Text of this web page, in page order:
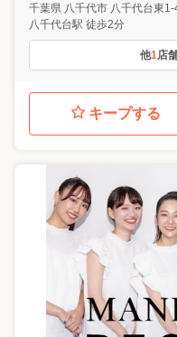
千葉県 八千代市 八千代台東
八千代台駅 徒歩2分
他1店
キープする